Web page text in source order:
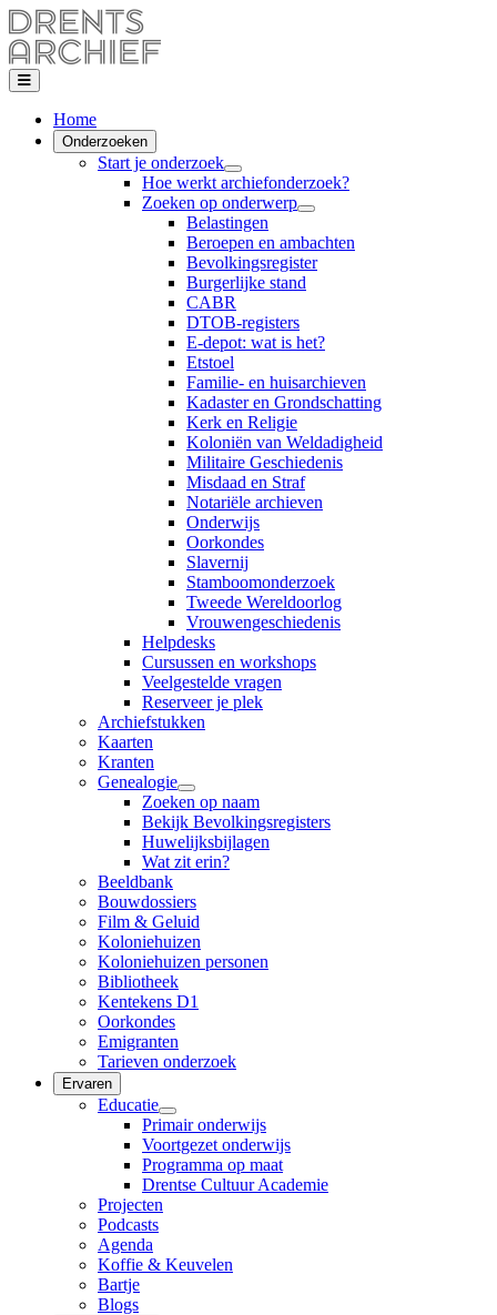
Home
Onderzoeken
Start je onderzoek
Hoe werkt archiefonderzoek?
Zoeken op onderwerp
Belastingen
Beroepen en ambachten
Bevolkingsregister
Burgerlijke stand
CABR
DTOB-registers
E-depot: wat is het?
Etstoel
Familie- en huisarchieven
Kadaster en Grondschatting
Kerk en Religie
Koloniën van Weldadigheid
Militaire Geschiedenis
Misdaad en Straf
Notariële archieven
Onderwijs
Oorkondes
Slavernij
Stamboomonderzoek
Tweede Wereldoorlog
Vrouwengeschiedenis
Helpdesks
Cursussen en workshops
Veelgestelde vragen
Reserveer je plek
Archiefstukken
Kaarten
Kranten
Genealogie
Zoeken op naam
Bekijk Bevolkingsregisters
Huwelijksbijlagen
Wat zit erin?
Beeldbank
Bouwdossiers
Film & Geluid
Koloniehuizen
Koloniehuizen personen
Bibliotheek
Kentekens D1
Oorkondes
Emigranten
Tarieven onderzoek
Ervaren
Educatie
Primair onderwijs
Voortgezet onderwijs
Programma op maat
Drentse Cultuur Academie
Projecten
Podcasts
Agenda
Koffie & Keuvelen
Bartje
Blogs